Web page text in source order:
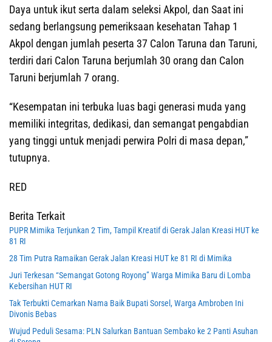
Daya untuk ikut serta dalam seleksi Akpol, dan Saat ini
sedang berlangsung pemeriksaan kesehatan Tahap 1
Akpol dengan jumlah peserta 37 Calon Taruna dan Taruni,
terdiri dari Calon Taruna berjumlah 30 orang dan Calon
Taruni berjumlah 7 orang.
“Kesempatan ini terbuka luas bagi generasi muda yang
memiliki integritas, dedikasi, dan semangat pengabdian
yang tinggi untuk menjadi perwira Polri di masa depan,”
tutupnya.
RED
Berita Terkait
PUPR Mimika Terjunkan 2 Tim, Tampil Kreatif di Gerak Jalan Kreasi HUT ke
81 RI
28 Tim Putra Ramaikan Gerak Jalan Kreasi HUT ke 81 RI di Mimika
Juri Terkesan “Semangat Gotong Royong” Warga Mimika Baru di Lomba
Kebersihan HUT RI
Tak Terbukti Cemarkan Nama Baik Bupati Sorsel, Warga Ambroben Ini
Divonis Bebas
Wujud Peduli Sesama: PLN Salurkan Bantuan Sembako ke 2 Panti Asuhan